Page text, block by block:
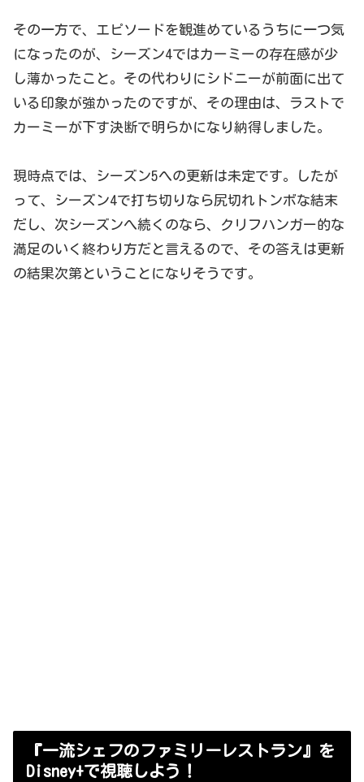
その一方で、エピソードを観進めているうちに一つ気
になったのが、シーズン4ではカーミーの存在感が少
し薄かったこと。その代わりにシドニーが前面に出て
いる印象が強かったのですが、その理由は、ラストで
カーミーが下す決断で明らかになり納得しました。
現時点では、シーズン5への更新は未定です。したが
って、シーズン4で打ち切りなら尻切れトンボな結末
だし、次シーズンへ続くのなら、クリフハンガー的な
満足のいく終わり方だと言えるので、その答えは更新
の結果次第ということになりそうです。
『一流シェフのファミリーレストラン』を
Disney+で視聴しよう！